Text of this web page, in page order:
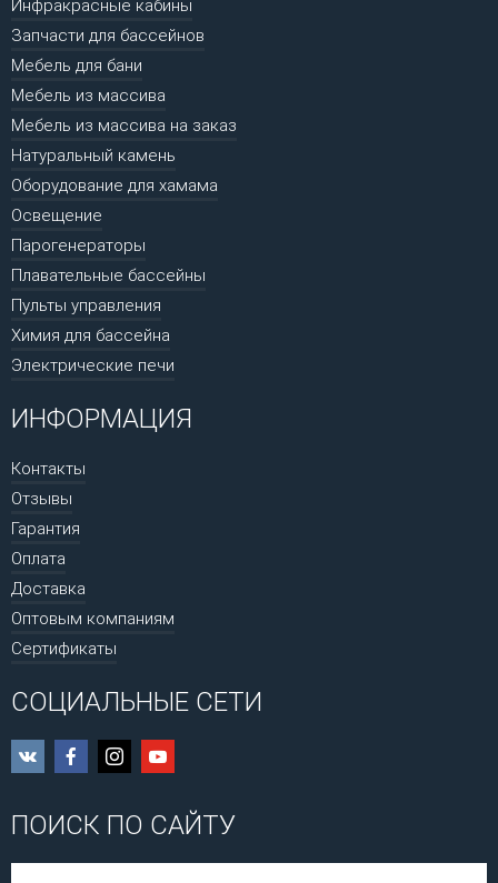
Инфракрасные кабины
Запчасти для бассейнов
Мебель для бани
Мебель из массива
Мебель из массива на заказ
Натуральный камень
Оборудование для хамама
Освещение
Парогенераторы
Плавательные бассейны
Пульты управления
Химия для бассейна
Электрические печи
ИНФОРМАЦИЯ
Контакты
Отзывы
Гарантия
Оплата
Доставка
Оптовым компаниям
Сертификаты
СОЦИАЛЬНЫЕ СЕТИ
ПОИСК ПО САЙТУ